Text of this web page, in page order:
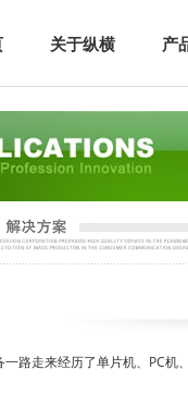
关于纵横 产
一路走来经历了单片机、PC机